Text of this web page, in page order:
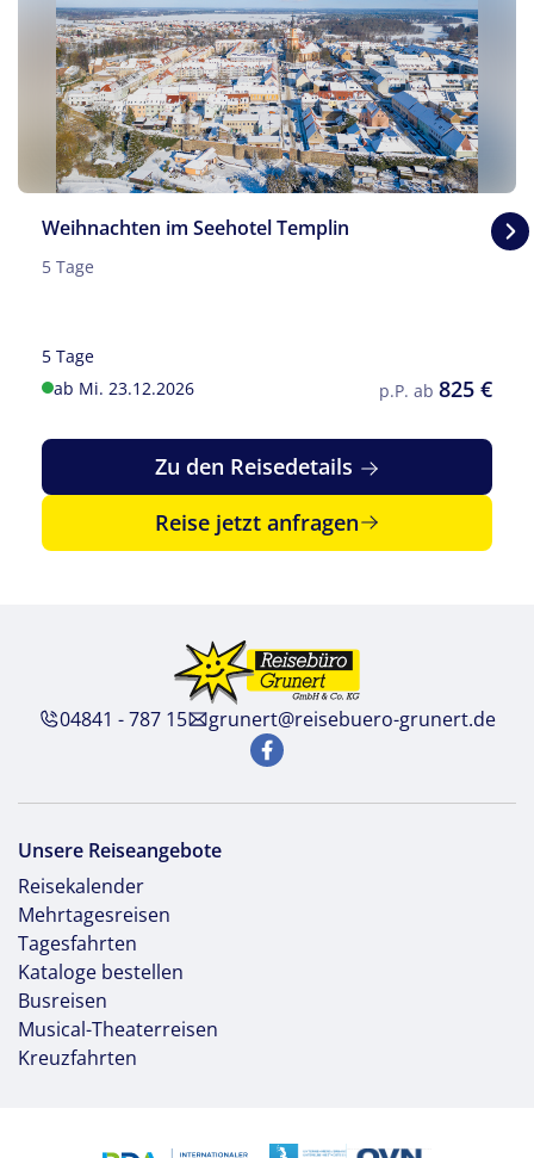
©Blickfang - stock.adobe.com
Weihnachten im Seehotel Templin
5 Tage
5 Tage
ab Mi. 23.12.2026
p.P. ab 825 €
Zu den Reisedetails
Reise jetzt anfragen
04841 - 787 15 grunert@reisebuero-grunert.de
Unsere Reiseangebote
Reisekalender
Mehrtagesreisen
Tagesfahrten
Kataloge bestellen
Busreisen
Musical-Theaterreisen
Kreuzfahrten